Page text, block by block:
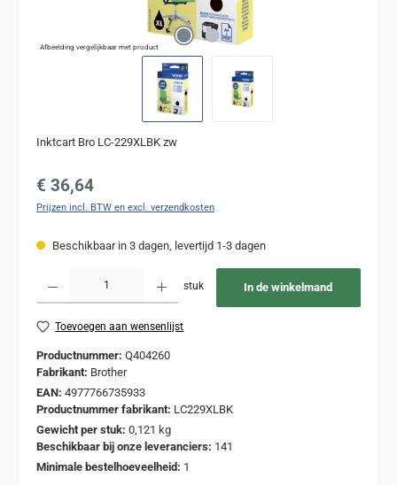
Afbeelding vergelijkbaar met product
Inktcart Bro LC-229XLBK zw
Normale prijs:
€ 36,64
Prijzen incl. BTW en excl. verzendkosten
Beschikbaar in 3 dagen, levertijd 1-3 dagen
stuk In de winkelmand
Toevoegen aan wensenlijst
Productnummer: Q404260
Fabrikant: Brother
EAN: 4977766735933
Productnummer fabrikant: LC229XLBK
Gewicht per stuk: 0,121 kg
Beschikbaar bij onze leveranciers: 141
Minimale bestelhoeveelheid: 1